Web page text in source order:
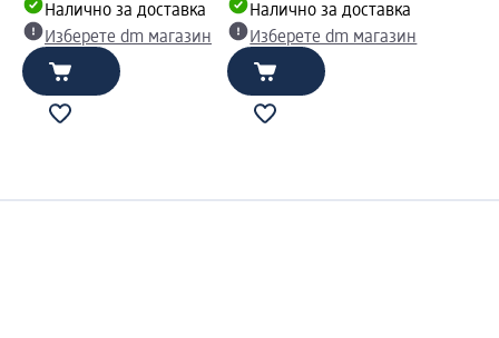
Налично за доставка
Изберете dm магазин
Налично за доставка
Изберете dm магазин